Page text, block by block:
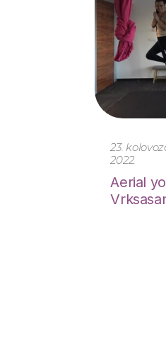
Aerobne vježbe
Vježbe snage i
Vježbe za mišiće
Vježbe za poboljšanje
Relaksacijske vježbe i
Postnatalni treninzi
Emmett tehnika
23.
2022.
Aerial